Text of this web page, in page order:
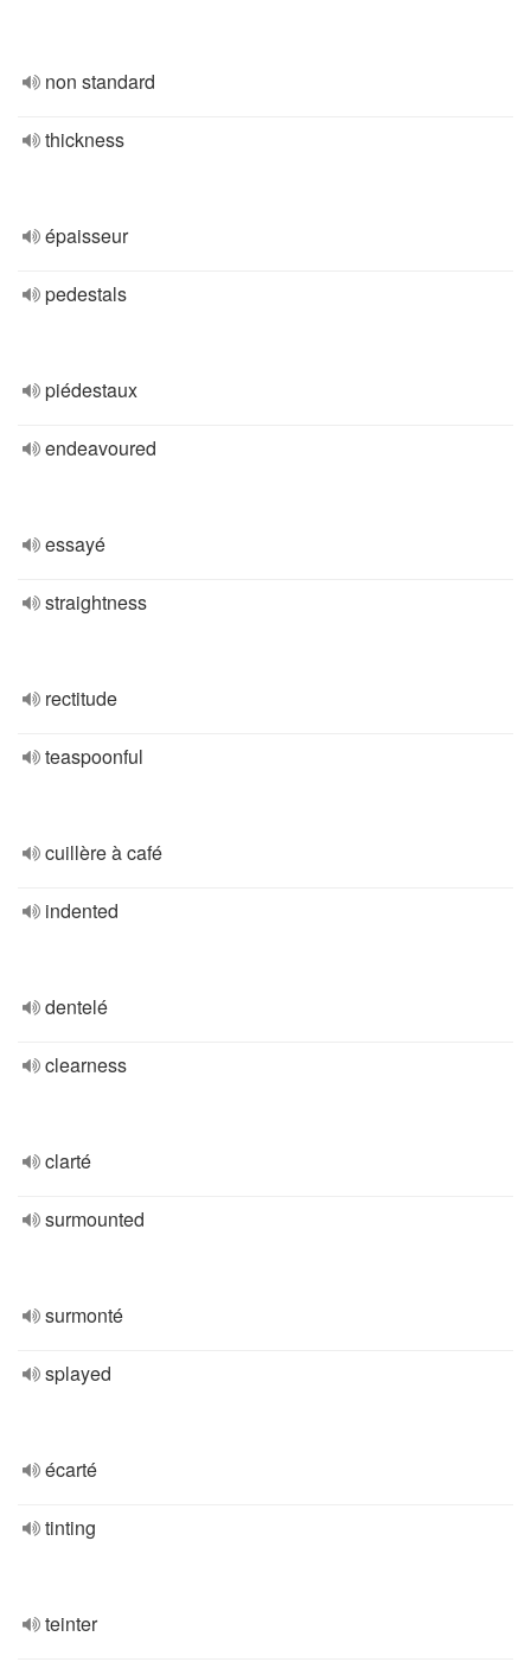
non standard
thickness
épaisseur
pedestals
piédestaux
endeavoured
essayé
straightness
rectitude
teaspoonful
cuillère à café
indented
dentelé
clearness
clarté
surmounted
surmonté
splayed
écarté
tinting
teinter